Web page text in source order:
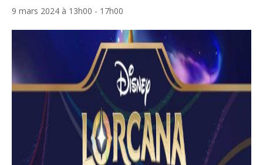
9 mars 2024 à 13h00 - 17h00